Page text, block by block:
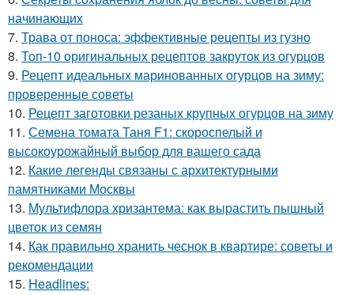
начинающих
7. Трава от поноса: эффективные рецепты из гузно
8. Топ-10 оригинальных рецептов закруток из огурцов
9. Рецепт идеальных маринованных огурцов на зиму:
проверенные советы
10. Рецепт заготовки резаных крупных огурцов на зиму
11. Семена томата Таня F1: скороспелый и
высокоурожайный выбор для вашего сада
12. Какие легенды связаны с архитектурными
памятниками Москвы
13. Мультифлора хризантема: как вырастить пышный
цветок из семян
14. Как правильно хранить чеснок в квартире: советы и
рекомендации
15. Headlines: